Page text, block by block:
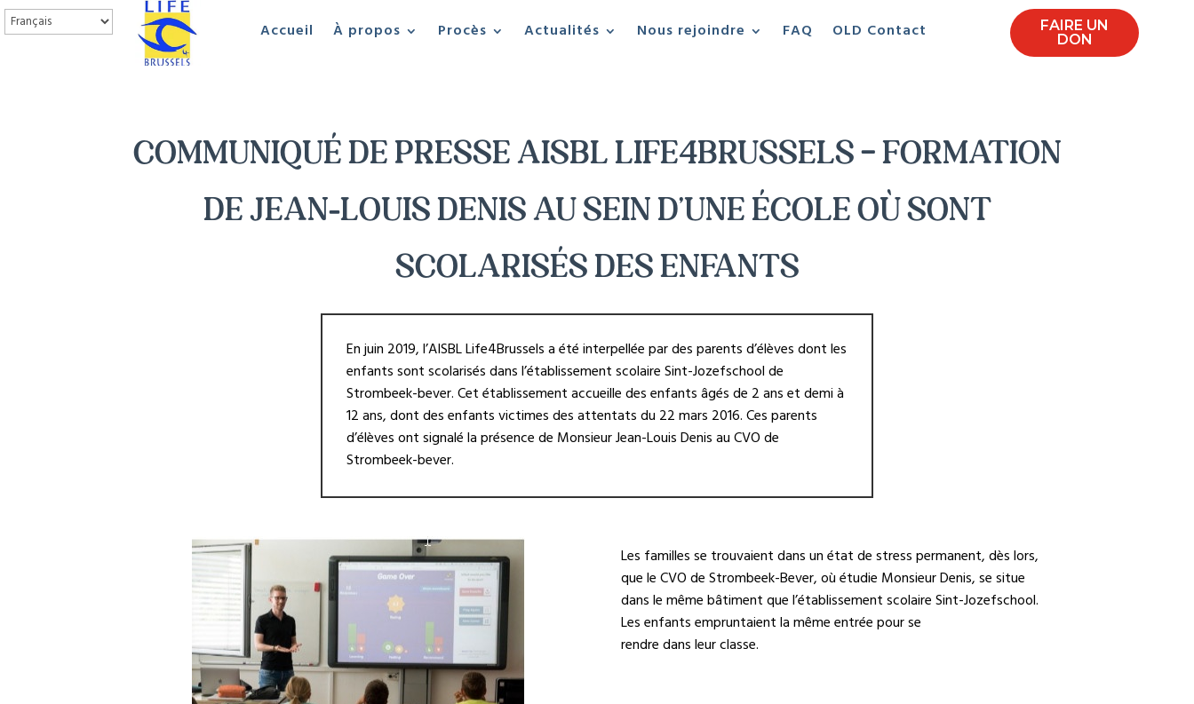
Accueil À propos Procès Actualités Nous rejoindre FAQ OLD Contact
FAIRE UN
DON
COMMUNIQUÉ DE PRESSE AISBL LIFE4BRUSSELS – FORMATION
DE JEAN-LOUIS DENIS AU SEIN D’UNE ÉCOLE OÙ SONT
SCOLARISÉS DES ENFANTS
En juin 2019, l’AISBL Life4Brussels a été interpellée par des parents d’élèves dont les
enfants sont scolarisés dans l’établissement scolaire Sint-Jozefschool de
Strombeek-bever. Cet établissement accueille des enfants âgés de 2 ans et demi à
12 ans, dont des enfants victimes des attentats du 22 mars 2016. Ces parents
d’élèves ont signalé la présence de Monsieur Jean-Louis Denis au CVO de
Strombeek-bever.
Les familles se trouvaient dans un état de stress permanent, dès lors,
que le CVO de Strombeek-Bever, où étudie Monsieur Denis, se situe
dans le même bâtiment que l’établissement scolaire Sint-Jozefschool.
Les enfants empruntaient la même entrée pour se
rendre dans leur classe.